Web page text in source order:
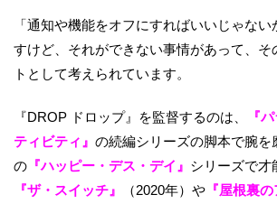
「通知や機能をオフにすればいいじゃな
すけど、それができない事情があって、そ
トとして考えられています。
『DROP ドロップ』を監督するのは、
『
ティビティ』 の続編シリーズの脚本で腕を
の 『ハッピー・デス・デイ』 シリーズで才
『ザ・スイッチ』
（2020年）や 『屋根裏